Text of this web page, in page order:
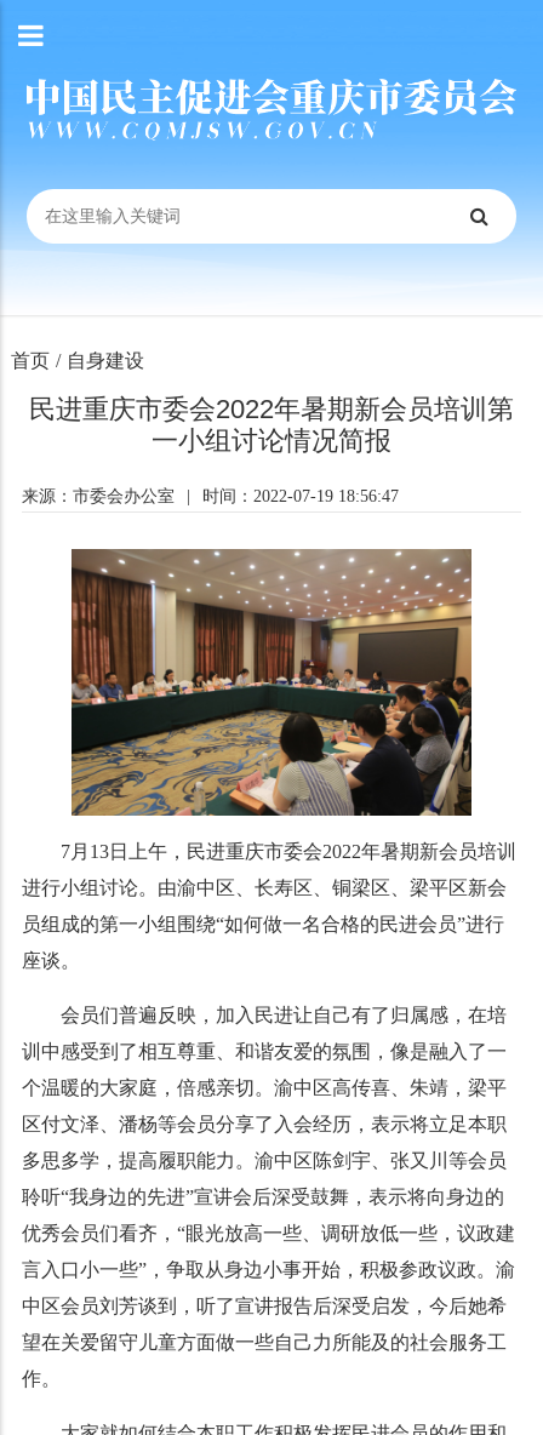
首页 / 自身建设
民进重庆市委会2022年暑期新会员培训第
一小组讨论情况简报
来源：市委会办公室 时间：2022-07-19 18:56:47
7月13日上午，民进重庆市委会2022年暑期新会员培训
进行小组讨论。由渝中区、长寿区、铜梁区、梁平区新会
员组成的第一小组围绕“如何做一名合格的民进会员”进行
座谈。
会员们普遍反映，加入民进让自己有了归属感，在培
训中感受到了相互尊重、和谐友爱的氛围，像是融入了一
个温暖的大家庭，倍感亲切。渝中区高传喜、朱靖，梁平
区付文泽、潘杨等会员分享了入会经历，表示将立足本职
多思多学，提高履职能力。渝中区陈剑宇、张又川等会员
聆听“我身边的先进”宣讲会后深受鼓舞，表示将向身边的
优秀会员们看齐，“眼光放高一些、调研放低一些，议政建
言入口小一些”，争取从身边小事开始，积极参政议政。渝
中区会员刘芳谈到，听了宣讲报告后深受启发，今后她希
望在关爱留守儿童方面做一些自己力所能及的社会服务工
作。